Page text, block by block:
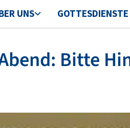
UNS GOTTESDIENSTE
Bitte